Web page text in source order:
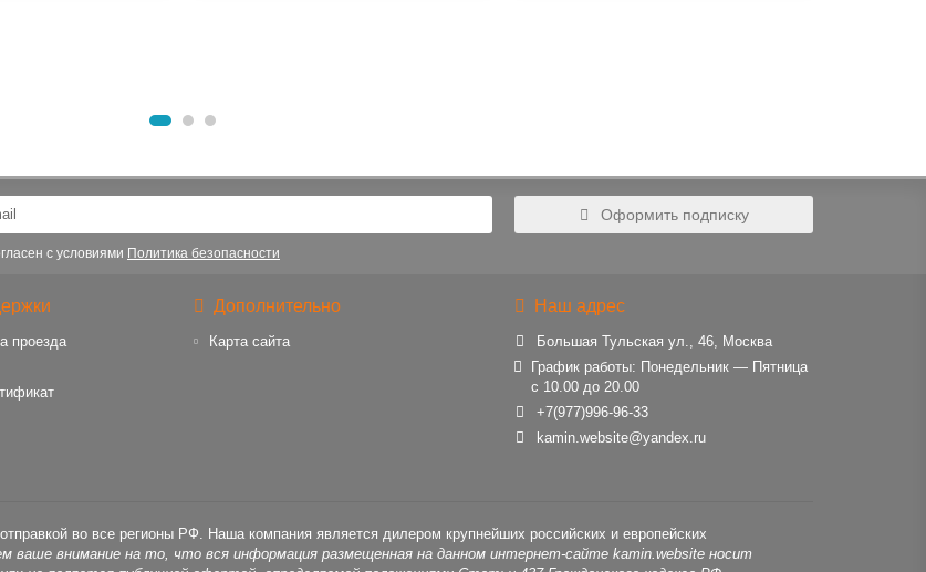
с условиями Политика безопасности
Оформить подписку
проезда
Дополнительно
Карта сайта
Наш адрес
Большая Тульская ул., 46, Москва
График работы: Понедельник — Пятница
с 10.00 до 20.00
+7(977)996-96-33
kamin.website@yandex.ru
во все регионы РФ. Наша компания является дилером крупнейших российских и европейских
ваше внимание на то, что вся информация размещенная на данном интернет-сайте kamin.website носит